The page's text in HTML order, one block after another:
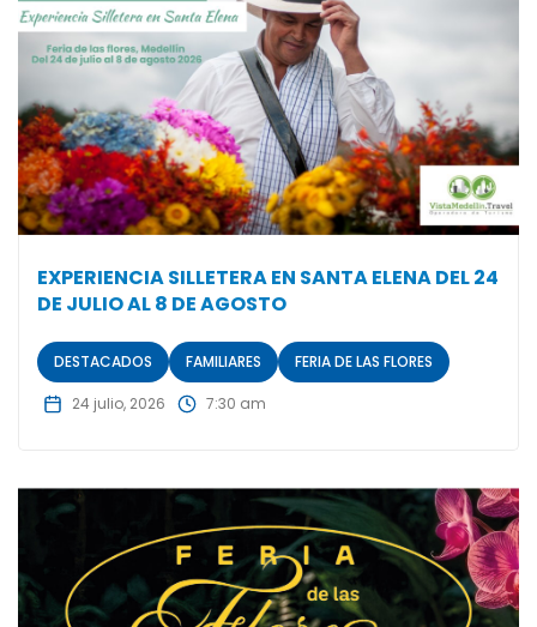
EXPERIENCIA SILLETERA EN SANTA ELENA DEL 24
DE JULIO AL 8 DE AGOSTO
DESTACADOS FAMILIARES FERIA DE LAS FLORES
24 julio, 2026 7:30 am